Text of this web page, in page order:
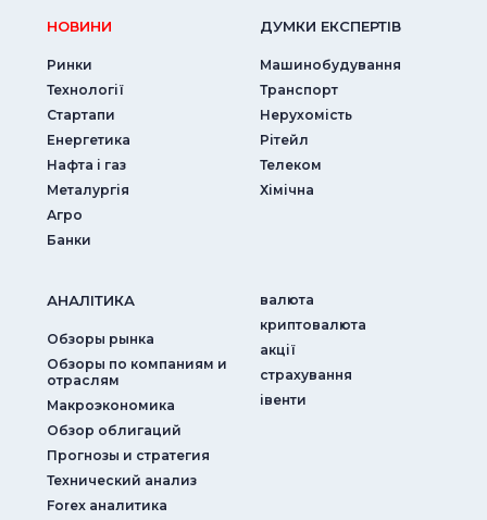
НОВИНИ
Ринки
Технології
Стартапи
Енергетика
Нафта і газ
Металургія
Агро
Банки
ДУМКИ ЕКСПЕРТIВ
Машинобудування
Транспорт
Нерухомість
Рітейл
Телеком
Хімічна
АНАЛIТИКА
Обзоры рынка
Обзоры по компаниям и
отраслям
Макроэкономика
Обзор облигаций
Прогнозы и стратегия
Технический анализ
Forex аналитика
валюта
криптовалюта
акції
страхування
iвенти